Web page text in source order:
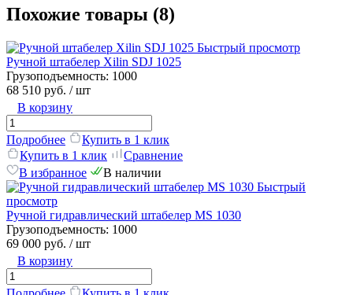
Похожие товары (8)
Быстрый просмотр
Ручной штабелер Xilin SDJ 1025
Грузоподъемность: 1000
68 510 руб. / шт
В корзину
Подробнее
Купить в 1 клик
Купить в 1 клик
Сравнение
В избранное
В наличии
Быстрый
просмотр
Ручной гидравлический штабелер MS 1030
Грузоподъемность: 1000
69 000 руб. / шт
В корзину